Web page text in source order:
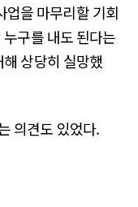
업을 마무리할 기회
구를 내도 된다는
상당히 실망했
의견도 있었다.